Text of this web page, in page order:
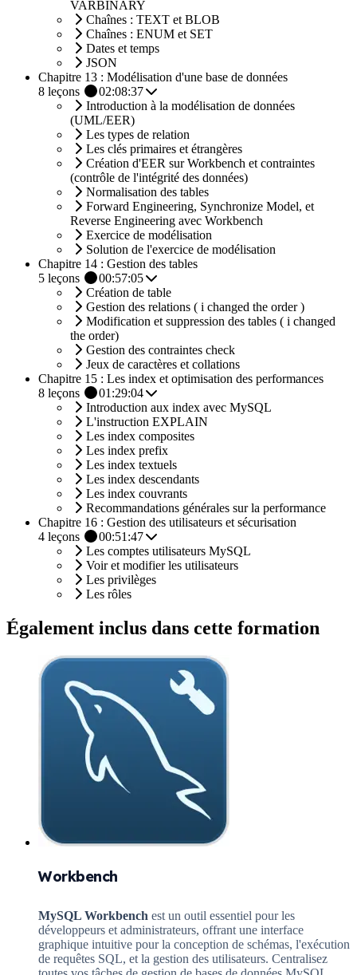
VARBINARY
Chaînes : TEXT et BLOB
Chaînes : ENUM et SET
Dates et temps
JSON
Chapitre 13 : Modélisation d'une base de données
8 leçons
02:08:37
Introduction à la modélisation de données
(UML/EER)
Les types de relation
Les clés primaires et étrangères
Création d'EER sur Workbench et contraintes
(contrôle de l'intégrité des données)
Normalisation des tables
Forward Engineering, Synchronize Model, et
Reverse Engineering avec Workbench
Exercice de modélisation
Solution de l'exercice de modélisation
Chapitre 14 : Gestion des tables
5 leçons
00:57:05
Création de table
Gestion des relations ( i changed the order )
Modification et suppression des tables ( i changed
the order)
Gestion des contraintes check
Jeux de caractères et collations
Chapitre 15 : Les index et optimisation des performances
8 leçons
01:29:04
Introduction aux index avec MySQL
L'instruction EXPLAIN
Les index composites
Les index prefix
Les index textuels
Les index descendants
Les index couvrants
Recommandations générales sur la performance
Chapitre 16 : Gestion des utilisateurs et sécurisation
4 leçons
00:51:47
Les comptes utilisateurs MySQL
Voir et modifier les utilisateurs
Les privilèges
Les rôles
Également inclus dans cette formation
Workbench
MySQL Workbench est un outil essentiel pour les
développeurs et administrateurs, offrant une interface
graphique intuitive pour la conception de schémas, l'exécution
de requêtes SQL, et la gestion des utilisateurs. Centralisez